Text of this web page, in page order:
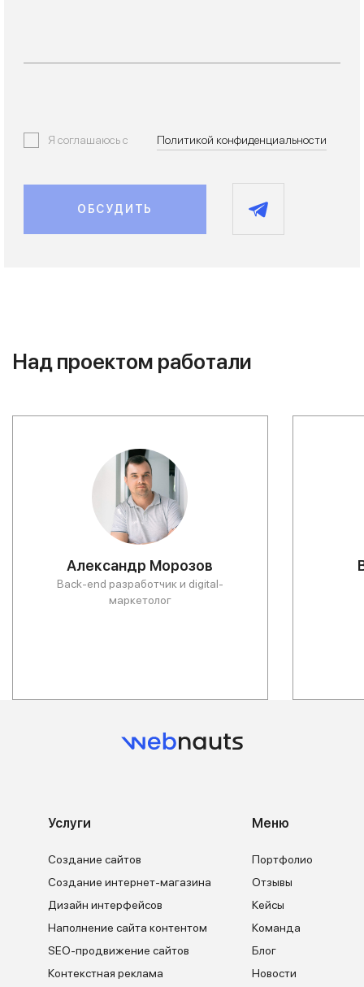
Я соглашаюсь с Политикой конфиденциальности
ОБСУДИТЬ
Над проектом работали
Александр Морозов
Back-end разработчик и digital-
маркетолог
Услуги
Создание сайтов
Создание интернет-магазина
Дизайн интерфейсов
Наполнение сайта контентом
SEO-продвижение сайтов
Контекстная реклама
Меню
Портфолио
Отзывы
Кейсы
Команда
Блог
Новости